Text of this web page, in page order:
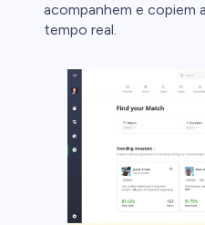
acompanhem e copiem
tempo real.